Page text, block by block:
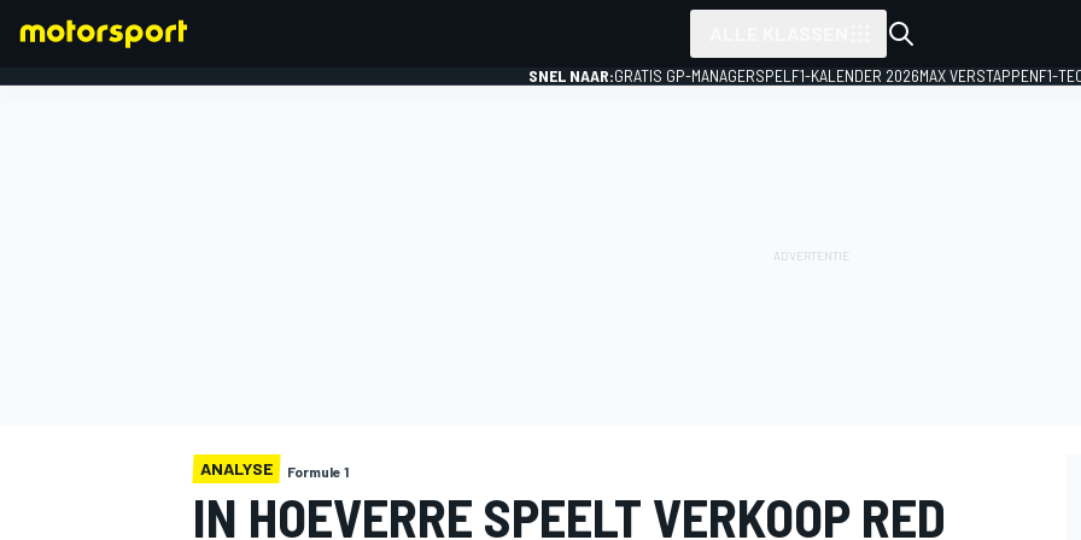
SNEL NAAR:GRATIS GP-MANAGERSPEL F1-KALENDER 2026MAX VERSTAPPENF1-
ANALYSE Formule 1
IN HOEVERRE SPEELT VERKOOP RED